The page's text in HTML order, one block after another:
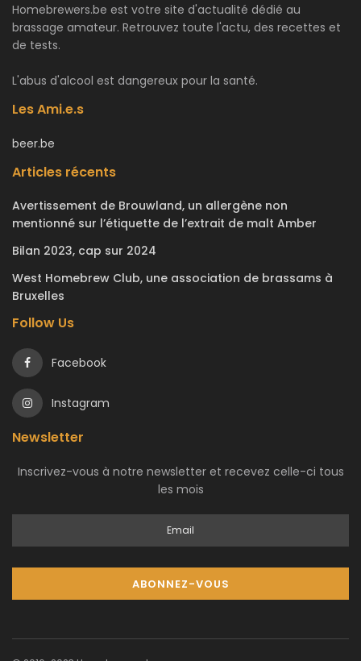
Homebrewers.be est votre site d'actualité dédié au
brassage amateur. Retrouvez toute l'actu, des recettes et
de tests.
L'abus d'alcool est dangereux pour la santé.
Les Ami.e.s
beer.be
Articles récents
Avertissement de Brouwland, un allergène non
mentionné sur l’étiquette de l’extrait de malt Amber
Bilan 2023, cap sur 2024
West Homebrew Club, une association de brassams à
Bruxelles
Follow Us
Facebook
Instagram
Newsletter
Inscrivez-vous à notre newsletter et recevez celle-ci tous
les mois